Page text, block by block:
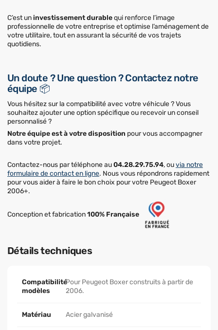
C’est uninvestissement durablequi renforce l’image
professionnelle de votre entreprise et optimise l’aménagement de
votre utilitaire, tout en assurant la sécurité de vos trajets
quotidiens.
Un doute ? Une question ? Contactez notre
équipe 📦
Vous hésitez sur la compatibilité avec votre véhicule ? Vous
souhaitez ajouter une option spécifique ou recevoir un conseil
personnalisé ?
Notre équipe est à votre disposition pour vous accompagner
dans votre projet.
Contactez-nous par téléphone au04.28.29.75.94, ouvia notre
formulaire de contact en ligne. Nous vous répondrons rapidement
pour vous aider à faire le bon choix pour votre Peugeot Boxer
2006+.
Conception et fabrication100% Française
Détails techniques
Compatibilité
modèles
Pour Peugeot Boxer construits à partir de
2006.
Matériau Acier galvanisé